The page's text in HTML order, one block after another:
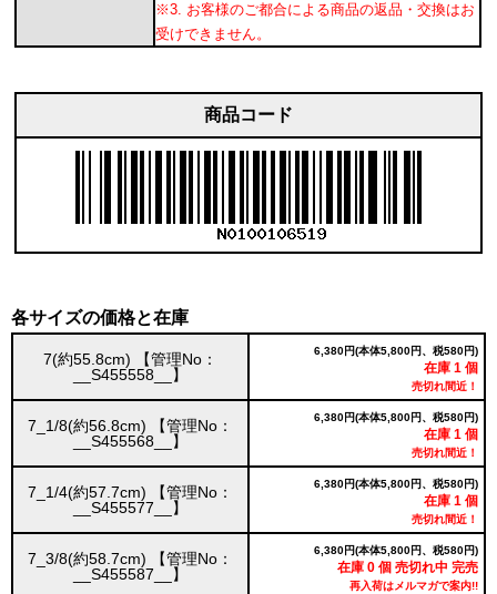
※3. お客様のご都合による商品の返品・交換はお
受けできません。
商品コード
各サイズの価格と在庫
7(約55.8cm) 【管理No：
__S455558__】
6,380円(本体5,800円、税580円)
在庫 1 個
売切れ間近！
7_1/8(約56.8cm) 【管理No：
__S455568__】
6,380円(本体5,800円、税580円)
在庫 1 個
売切れ間近！
7_1/4(約57.7cm) 【管理No：
__S455577__】
6,380円(本体5,800円、税580円)
在庫 1 個
売切れ間近！
7_3/8(約58.7cm) 【管理No：
__S455587__】
6,380円(本体5,800円、税580円)
在庫 0 個 売切れ中 完売
再入荷はメルマガで案内!!